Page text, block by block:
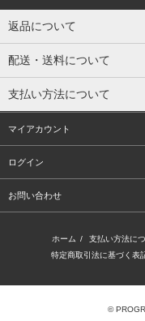
返品について
配送・送料について
支払い方法について
マイアカウント
ログイン
お問い合わせ
ホーム / 支払い方法に
特定商取引法に基づく表
©